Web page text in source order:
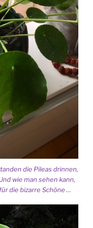
die Pileas drinnen,
wie man sehen kann,
die bizarre Schöne …